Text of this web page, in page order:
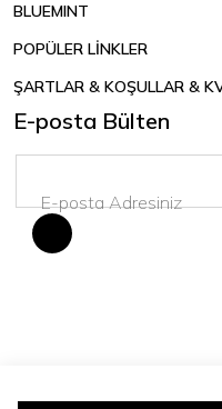
BLUEMINT
POPÜLER LİNKLER
ŞARTLAR & KOŞULLAR &
E-posta Bülten